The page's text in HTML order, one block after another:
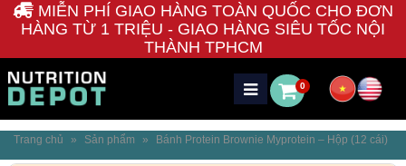
MIỄN PHÍ GIAO HÀNG TOÀN QUỐC CHO ĐƠN
HÀNG TỪ 1 TRIỆU - GIAO HÀNG SIÊU TỐC NỘI
THÀNH TPHCM
0
Trang chủ » Sản phẩm » Bánh Protein Brownie Myprotein – Hộp (12 cái)